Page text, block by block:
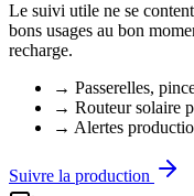
Le suivi utile ne se
bons usages au bon
recharge.
→ Passerelles,
→ Routeur solaire
→ Alertes
Suivre la production